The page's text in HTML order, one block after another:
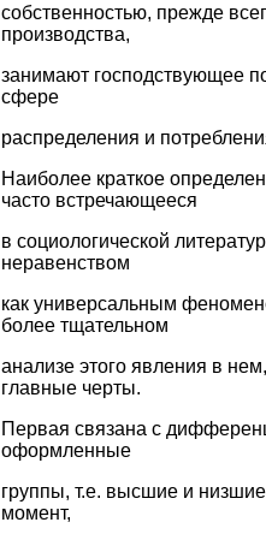
собственностью, прежде
производства,
занимают господствующее
сфере
распределения и
Наиболее краткое
часто встречающееся
в социологической
неравенством
как универсальным
более тщательном
анализе этого явления в
главные черты.
Первая связана с
оформленные
группы, т.е. высшие и
момент,